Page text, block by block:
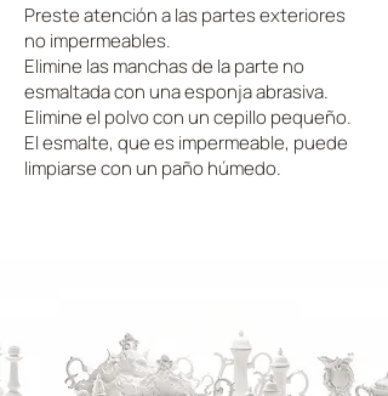
Preste atención a las partes exteriores
no impermeables.
Elimine las manchas de la parte no
esmaltada con una esponja abrasiva.
Elimine el polvo con un cepillo pequeño.
El esmalte, que es impermeable, puede
limpiarse con un paño húmedo.